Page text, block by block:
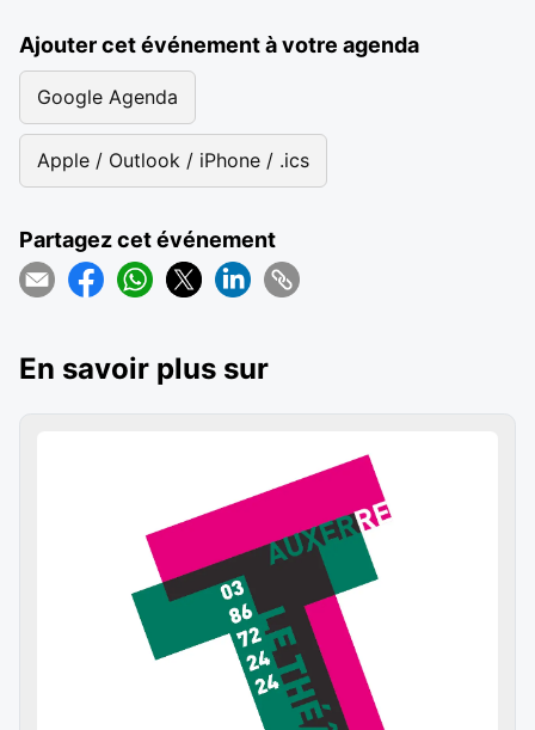
Ajouter cet événement à votre agenda
Google Agenda
Apple / Outlook / iPhone / .ics
Partagez cet événement
En savoir plus sur